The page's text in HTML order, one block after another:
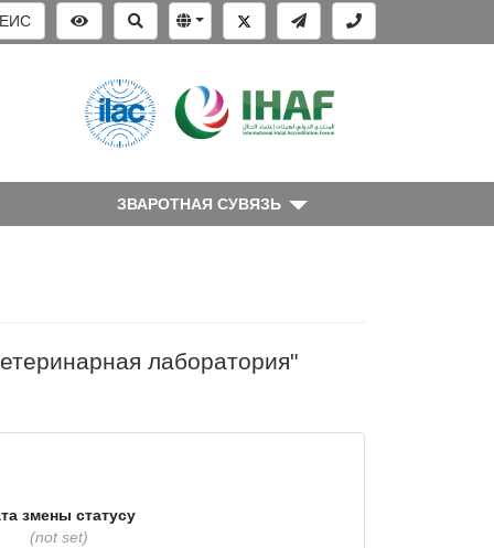
ЕИС
ЗВАРОТНАЯ СУВЯЗЬ
лаборатория"
змены статусу
(not set)